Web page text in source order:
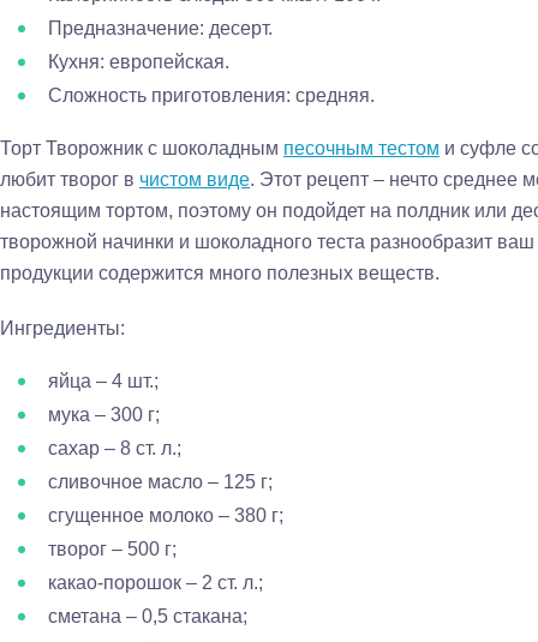
Предназначение: десерт.
Кухня: европейская.
Сложность приготовления: средняя.
Торт Творожник с шоколадным песочным тестом и суфле
любит творог в чистом виде. Этот рецепт – нечто среднее
настоящим тортом, поэтому он подойдет на полдник или
творожной начинки и шоколадного теста разнообразит
продукции содержится много полезных веществ.
Ингредиенты:
яйца – 4 шт.;
мука – 300 г;
сахар – 8 ст. л.;
сливочное масло – 125 г;
сгущенное молоко – 380 г;
творог – 500 г;
какао-порошок – 2 ст. л.;
сметана – 0,5 стакана;